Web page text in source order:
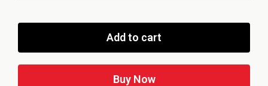
Add to cart
Buy Now